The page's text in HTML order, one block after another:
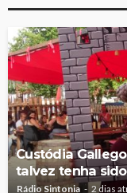
Custódia
talvez tenha
Rádio Sintonia 2 dias